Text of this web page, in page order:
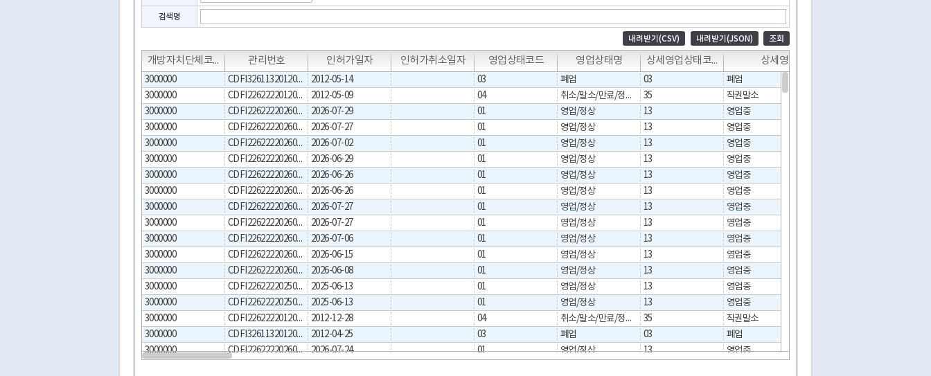
검색명
내려받기(CSV) 내려받기(JSON) 조회
개방자치단체코드 관리번호 인허가일자 인허가취소일자 영업상태코드 영업상태명 상세영업상태코드 상세영업상태명
T T T
3000000 CDFI3261132012000017 2012-05-14 03 폐업 03 폐업
3000000
CDFI2262222012000003 2012-05-09 04 취소/말소/만료/정지/중지 35 직권말소
3000000
CDFI2262222026000040 2026-07-29 01 영업/정상 13
영업중
3000000
CDFI2262222026000039 2026-07-27 01 영업/정상 13
영업중
3000000
CDFI2262222026000030 2026-07-02 01 영업/정상 13
영업중
3000000
CDFI2262222026000029 2026-06-29 01 영업/정상 13
영업중
3000000
CDFI2262222026000028 2026-06-26 01 영업/정상 13
영업중
3000000
CDFI2262222026000027 2026-06-26 01 영업/정상 13
영업중
3000000
CDFI2262222026000038 2026-07-27 01 영업/정상 13
영업중
3000000
CDFI2262222026000037 2026-07-27 01 영업/정상 13
영업중
3000000
CDFI2262222026000031 2026-07-06 01 영업/정상 13
영업중
3000000
CDFI2262222026000023 2026-06-15 01 영업/정상 13
영업중
3000000
CDFI2262222026000022 2026-06-08 01 영업/정상 13
영업중
3000000
CDFI2262222025000045 2025-06-13 01 영업/정상 13
영업중
3000000
CDFI2262222025000044 2025-06-13 01 영업/정상 13
영업중
3000000
CDFI2262222012000008 2012-12-28 04 취소/말소/만료/정지/중지 35 직권말소
3000000
CDFI3261132012000015 2012-04-25 03 폐업 03 폐업
3000000
CDFI2262222026000036 2026-07-24 01 영업/정상 13
영업중